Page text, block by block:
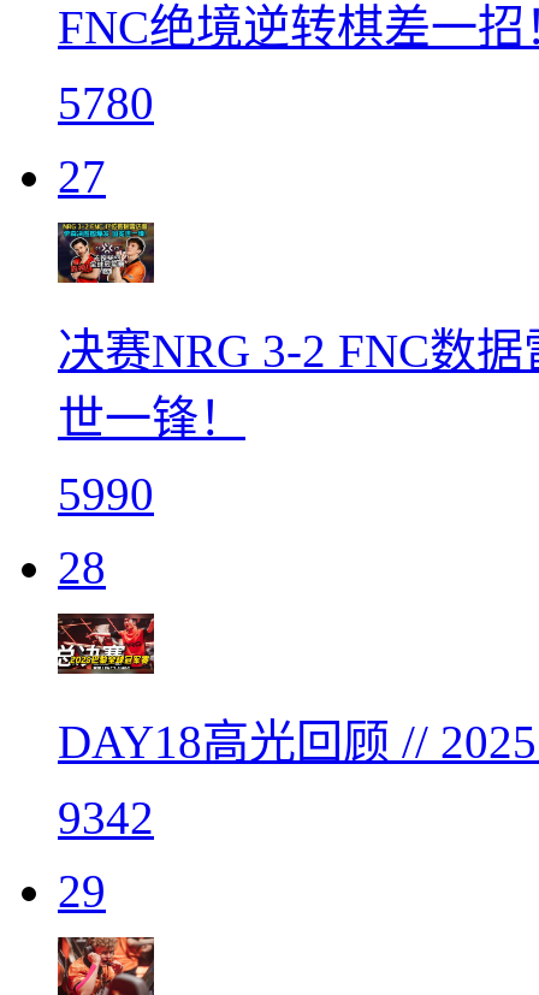
FNC绝境逆转棋差一
5780
27
决赛NRG 3-2 FNC数
世一锋！
5990
28
DAY18高光回顾 //
9342
29